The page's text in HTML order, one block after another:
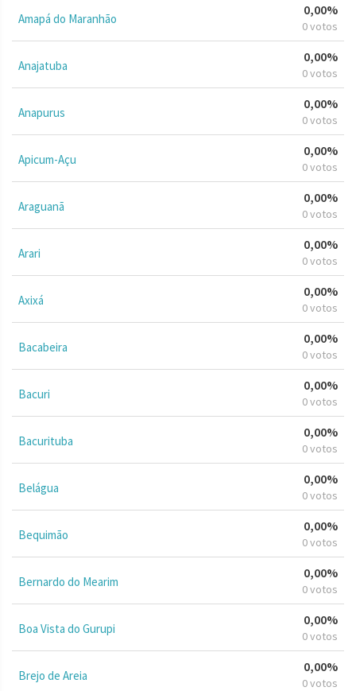
Amapá do Maranhão
0,00%
0 votos
Anajatuba
0,00%
0 votos
Anapurus
0,00%
0 votos
Apicum-Açu
0,00%
0 votos
Araguanã
0,00%
0 votos
Arari
0,00%
0 votos
Axixá
0,00%
0 votos
Bacabeira
0,00%
0 votos
Bacuri
0,00%
0 votos
Bacurituba
0,00%
0 votos
Belágua
0,00%
0 votos
Bequimão
0,00%
0 votos
Bernardo do Mearim
0,00%
0 votos
Boa Vista do Gurupi
0,00%
0 votos
Brejo de Areia
0,00%
0 votos